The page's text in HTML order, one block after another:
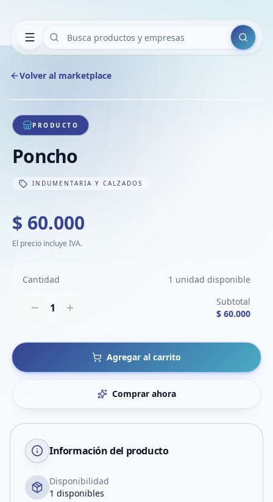
Buscar
Volver al marketplace
1/1
PRODUCTO
Poncho
INDUMENTARIA Y CALZADOS
$ 60.000
El precio incluye IVA.
Cantidad 1 unidad disponible
1
Subtotal
$ 60.000
Agregar al carrito
Comprar ahora
Información del producto
Disponibilidad
1 disponibles